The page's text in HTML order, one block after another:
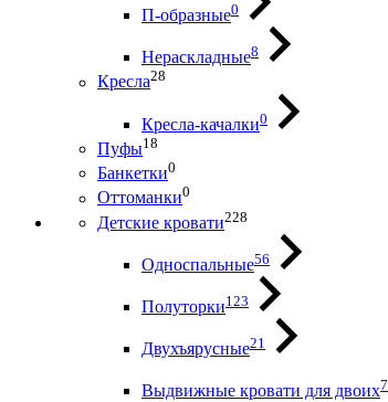
П-образные0
Нераскладные8
Кресла28
Кресла-качалки0
Пуфы18
Банкетки0
Оттоманки0
Детские кровати228
Односпальные56
Полуторки123
Двухъярусные21
Выдвижные кровати для двоих7